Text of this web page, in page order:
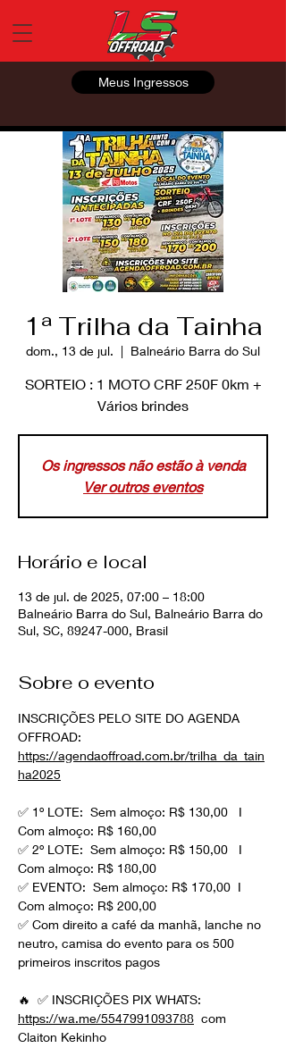
Meus Ingressos
1ª Trilha da Tainha
dom., 13 de jul.
  |
Balneário Barra do Sul
SORTEIO : 1 MOTO CRF 250F 0km +
Vários brindes
Os ingressos não estão à venda
Ver outros eventos
Horário e local
13 de jul. de 2025, 07:00 – 18:00
Balneário Barra do Sul, Balneário Barra do
Sul, SC, 89247-000, Brasil
Sobre o evento
INSCRIÇÕES PELO SITE DO AGENDA
OFFROAD:
https://agendaoffroad.com.br/trilha_da_tain
ha2025
✅ 1º LOTE:  Sem almoço: R$ 130,00   I
Com almoço: R$ 160,00
✅ 2º LOTE:  Sem almoço: R$ 150,00   I
Com almoço: R$ 180,00
✅ EVENTO:  Sem almoço: R$ 170,00  I
Com almoço: R$ 200,00
✅ Com direito a café da manhã, lanche no
neutro, camisa do evento para os 500
primeiros inscritos pagos
🔥  ✅ INSCRIÇÕES PIX WHATS:
https://wa.me/5547991093788
  com
Claiton Kekinho